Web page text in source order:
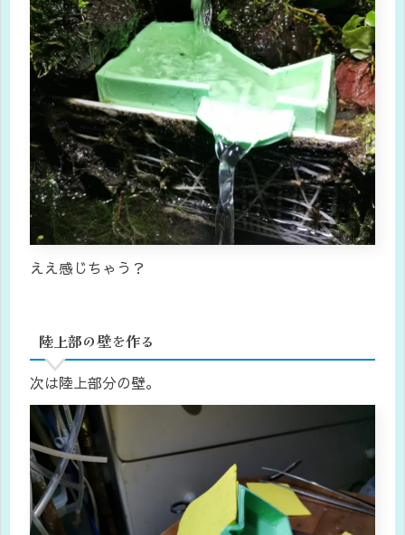
ええ感じちゃう？
陸上部の壁を作る
次は陸上部分の壁。